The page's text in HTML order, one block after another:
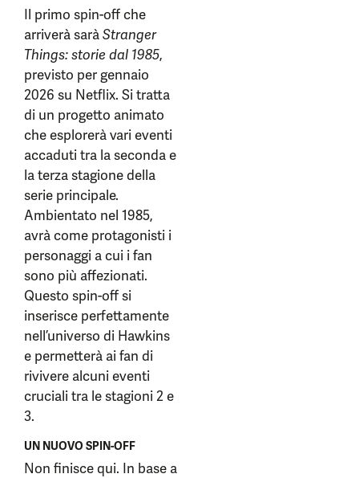
Il primo spin-off che
arriverà saràStranger
Things: storie dal 1985,
previsto per gennaio
2026 su Netflix. Si tratta
di un progetto animato
che esplorerà vari eventi
accaduti tra la seconda e
la terza stagione della
serie principale.
Ambientato nel 1985,
avrà come protagonisti i
personaggi a cui i fan
sono più affezionati.
Questo spin-off si
inserisce perfettamente
nell’universo di Hawkins
e permetterà ai fan di
rivivere alcuni eventi
cruciali tra le stagioni 2 e
3.
UN NUOVO SPIN-OFF
Non finisce qui. In base a